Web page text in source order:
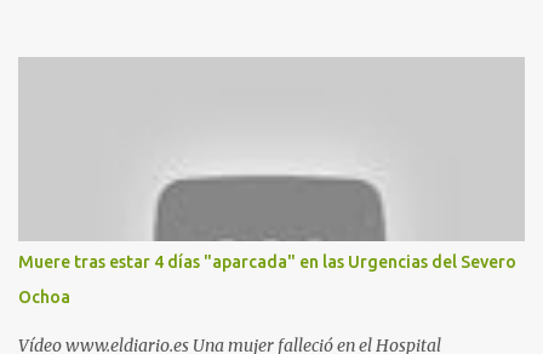
estadio municipal de Butarque) y caminos entre el estadio y Plaza
Nueva. Otro lugar: Escombrera de Polvoranca, entre Leganés y
Móstoles También en el parque de la Hispanidad, situado frente a
la Policía Local de Leganés de la calle Chile, 1, y junto al
cementerio de Butarque". Más información
Muere tras estar 4 días "aparcada" en las Urgencias del Severo
Ochoa
Vídeo www.eldiario.es Una mujer falleció en el Hospital